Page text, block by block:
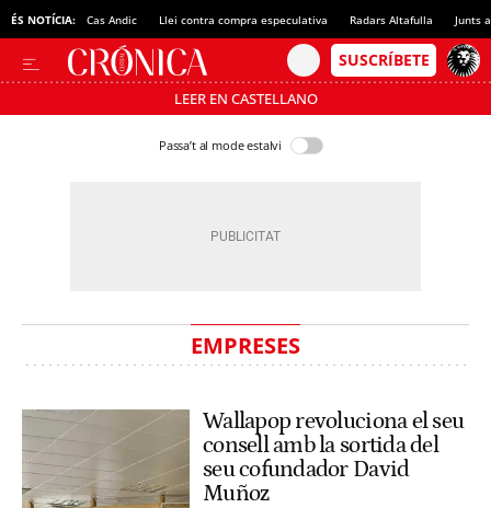
ÉS NOTÍCIA: Cas Andic Llei contra compra especulativa Radars Altafulla Junts
LEER EN CASTELLANO
Passa’t al mode estalvi
EMPRESES
Wallapop revoluciona el seu
consell amb la sortida del
seu cofundador David
Muñoz